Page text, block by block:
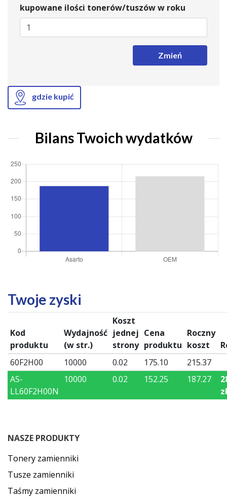
kupowane ilości tonerów/tuszów w roku
Zmień
gdzie kupić
Bilans Twoich wydatków
Twoje zyski
Kod
produktu
Wydajność
(w str.)
Koszt
jednej
strony
Cena
produktu
Roczny
koszt
60F2H00
10000 0.02 175.10
215.37
AS-
LL60F2H00N
10000 0.02 152.25 187.27
zł
NASZE PRODUKTY
Tonery zamienniki
Tusze zamienniki
Taśmy zamienniki